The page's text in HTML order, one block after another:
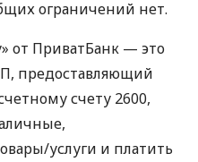
ограничений нет.
от ПриватБанк — это
предоставляющий
счету 2600,
услуги и платить